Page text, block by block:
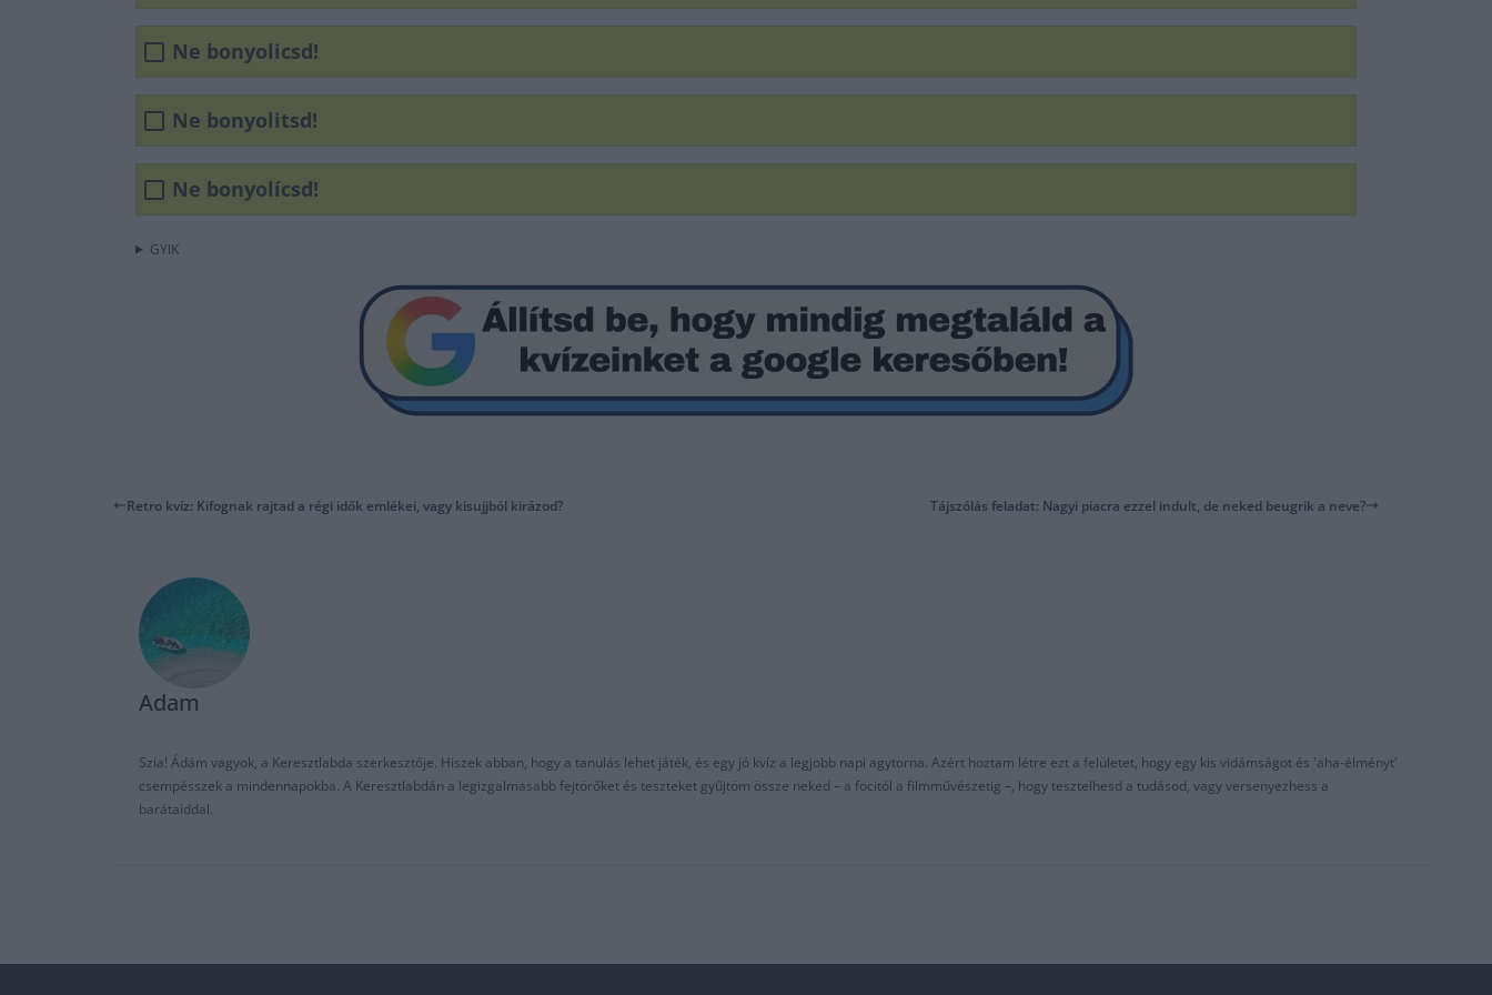
Ne bonyolicsd!
Ne bonyolitsd!
Ne bonyolícsd!
GYIK
Retro kvíz: Kifognak rajtad a régi idők emlékei, vagy kisujjból kirázod? Tájszólás feladat: Nagyi piacra ezzel indult, de neked beugrik a neve?
Adam
Szia! Ádám vagyok, a Keresztlabda szerkesztője. Hiszek abban, hogy a tanulás lehet játék, és egy jó kvíz a legjobb napi agytorna. Azért hoztam létre ezt a felületet, hogy egy kis vidámságot és 'aha-élményt'
csempésszek a mindennapokba. A Keresztlabdán a legizgalmasabb fejtörőket és teszteket gyűjtöm össze neked – a focitól a filmművészetig –, hogy tesztelhesd a tudásod, vagy versenyezhess a
barátaiddal.